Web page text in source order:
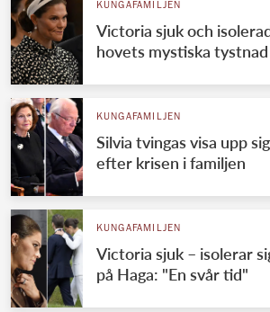
Danska kungahuset
Spanska kungahuset
Jordanska kungahuset
Luxemburgska
Japanska kejsarhuset
Thailändska kungahuset
Marockanska
KUNGAFAMILJEN
Victoria sjuk och
hovets mystiska tystnad
KUNGAFAMILJEN
Silvia tvingas visa upp
efter krisen i familjen
KUNGAFAMILJEN
Victoria sjuk – isolerar
på Haga: "En svår tid"